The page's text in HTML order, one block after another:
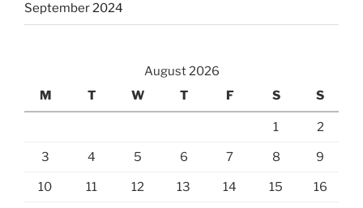
September 2024
August 2026
M
T W T F S S
1 2
3 4 5 6 7 8 9
10 11 12 13 14 15 16